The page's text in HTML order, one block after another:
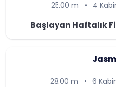
25.00 m • 4
Başlayan Haftalık
28.00 m • 6